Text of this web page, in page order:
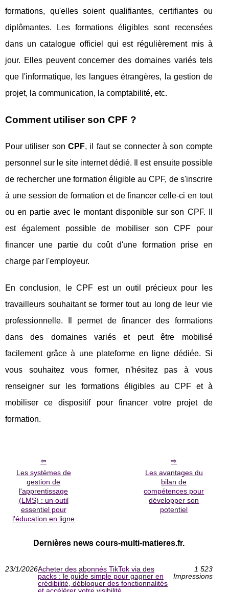
formations, qu'elles soient qualifiantes, certifiantes ou
diplômantes. Les formations éligibles sont recensées
dans un catalogue officiel qui est régulièrement mis à
jour. Elles peuvent concerner des domaines variés tels
que l'informatique, les langues étrangères, la gestion de
projet, la communication, la comptabilité, etc.
Comment utiliser son CPF ?
Pour utiliser sonCPF, il faut se connecter à son compte
personnel sur le site internet dédié. Il est ensuite possible
de rechercher une formation éligible au CPF, de s'inscrire
à une session de formation et de financer celle-ci en tout
ou en partie avec le montant disponible sur son CPF. Il
est également possible de mobiliser son CPF pour
financer une partie du coût d'une formation prise en
charge par l'employeur.
En conclusion, le CPF est un outil précieux pour les
travailleurs souhaitant se former tout au long de leur vie
professionnelle. Il permet de financer des formations
dans des domaines variés et peut être mobilisé
facilement grâce à une plateforme en ligne dédiée. Si
vous souhaitez vous former, n'hésitez pas à vous
renseigner sur les formations éligibles au CPF et à
mobiliser ce dispositif pour financer votre projet de
formation.
Les systèmes de
gestion de
l'apprentissage
(LMS) : un outil
essentiel pour
l'éducation en ligne
Les avantages du
bilan de
compétences pour
développer son
potentiel
Dernières news cours-multi-matieres.fr.
23/1/2026Acheter des abonnés TikTok via des
packs : le guide simple pour gagner en
crédibilité, débloquer des fonctionnalités
1 523
Impressions